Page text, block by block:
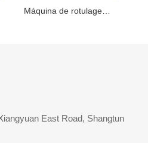
East Road, Shangtun